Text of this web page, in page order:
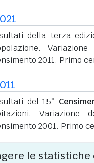
della terza
2011. Primo
del 15°
Variazione
2001. Primo
le